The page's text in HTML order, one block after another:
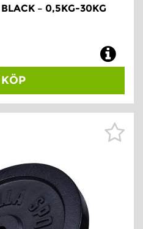
– 0,5KG-30KG